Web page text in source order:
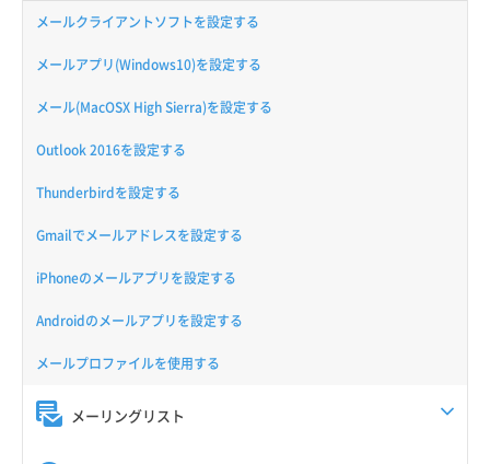
メールクライアントソフトを設定する
メールアプリ(Windows10)を設定する
メール(MacOSX High Sierra)を設定する
Outlook 2016を設定する
Thunderbirdを設定する
Gmailでメールアドレスを設定する
iPhoneのメールアプリを設定する
Androidのメールアプリを設定する
メールプロファイルを使用する
メーリングリスト